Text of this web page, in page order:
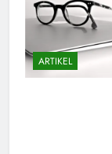
ARTIKEL